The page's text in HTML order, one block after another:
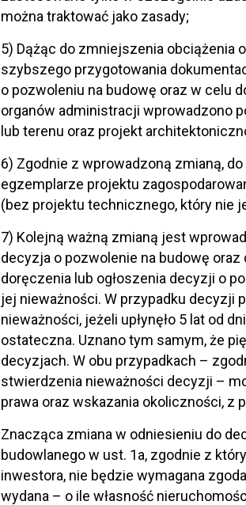
można traktować jako zasady;
5) Dążąc do zmniejszenia obciążenia
szybszego przygotowania
o pozwoleniu na budowę oraz w celu
organów administracji wprowadzono
lub terenu oraz projekt
6) Zgodnie z wprowadzoną zmianą,
egzemplarze projektu
(bez projektu technicznego, który nie
7) Kolejną ważną zmianą jest
decyzja o pozwolenie na budowę oraz
doręczenia lub ogłoszenia decyzji o
jej nieważności. W przypadku decyzji
nieważności, jeżeli upłynęło 5 lat od
ostateczna. Uznano tym samym, że
decyzjach. W obu przypadkach –
stwierdzenia nieważności decyzji –
prawa oraz wskazania okoliczności, z
Znacząca zmiana w odniesieniu do
budowlanego w ust. 1a, zgodnie z
inwestora, nie będzie wymagana
wydana – o ile własność